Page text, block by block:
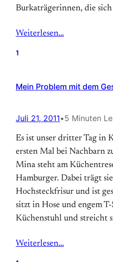
Burkaträgerinnen, die sich
Weiterlesen…
1
Mein Problem mit dem
Juli 21, 2011•5 Minuten
Es ist unser dritter Tag in
ersten Mal bei Nachbarn
Mina steht am
Hamburger. Dabei trägt
Hochsteckfrisur und ist
sitzt in Hose und engem
Küchenstuhl und streicht
Weiterlesen…